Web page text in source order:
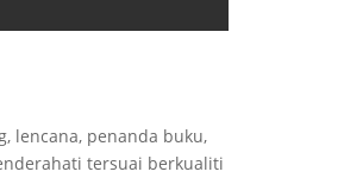
lencana, penanda buku,
tersuai berkualiti